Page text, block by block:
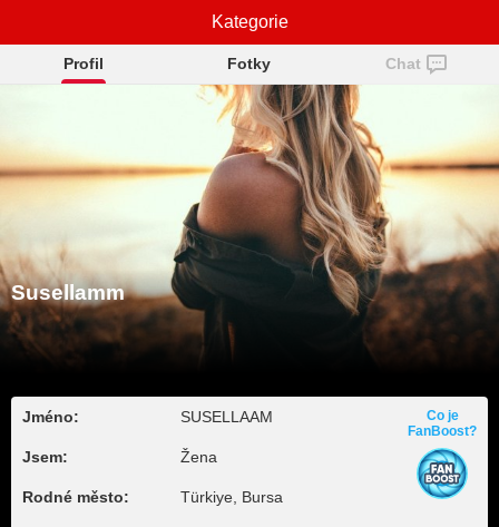
Susellamm
Profil Fotky Chat
Susellamm
Jméno: SUSELLAAM
Jsem: Žena
Rodné město: Türkiye, Bursa
Co je
FanBoost?
Kategorie